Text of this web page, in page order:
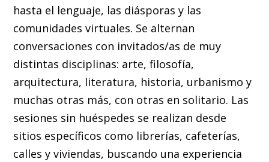
hasta el lenguaje, las diásporas y las
comunidades virtuales. Se alternan
conversaciones con invitados/as de muy
distintas disciplinas: arte, filosofía,
arquitectura, literatura, historia, urbanismo y
muchas otras más, con otras en solitario. Las
sesiones sin huéspedes se realizan desde
sitios específicos como librerías, cafeterías,
calles y viviendas, buscando una experiencia